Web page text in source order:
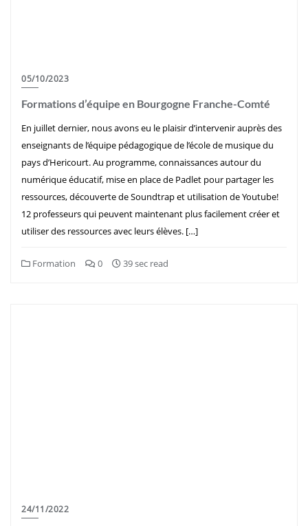
05/10/2023
Formations d’équipe en Bourgogne Franche-Comté
En juillet dernier, nous avons eu le plaisir d’intervenir auprès des
enseignants de l’équipe pédagogique de l’école de musique du
pays d’Hericourt. Au programme, connaissances autour du
numérique éducatif, mise en place de Padlet pour partager les
ressources, découverte de Soundtrap et utilisation de Youtube!
12 professeurs qui peuvent maintenant plus facilement créer et
utiliser des ressources avec leurs élèves. […]
Formation 0 39 sec read
24/11/2022